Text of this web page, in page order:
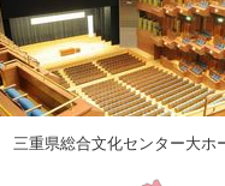
三重県総合文化センター大ホ